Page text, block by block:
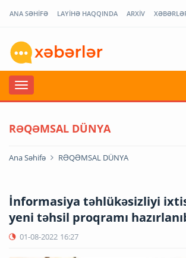
ANA SƏHİFƏ LAYİHƏ HAQQINDA ARXİV
RƏQƏMSAL DÜNYA
Ana Səhifə RƏQƏMSAL DÜNYA
İnformasiya təhlükəsizliyi
yeni təhsil proqramı
01-08-2022 16:27